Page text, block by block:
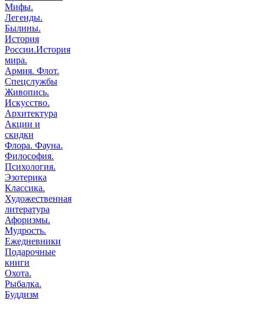
Мифы.
Легенды.
Былины.
История
России.История
мира.
Армия. Флот.
Спецслужбы
Живопись.
Искусство.
Архитектура
Акции и
скидки
Флора. Фауна.
Философия.
Психология.
Эзотерика
Классика.
Художественная
литература
Афоризмы.
Мудрость.
Ежедневники
Подарочные
книги
Охота.
Рыбалка.
Буддизм